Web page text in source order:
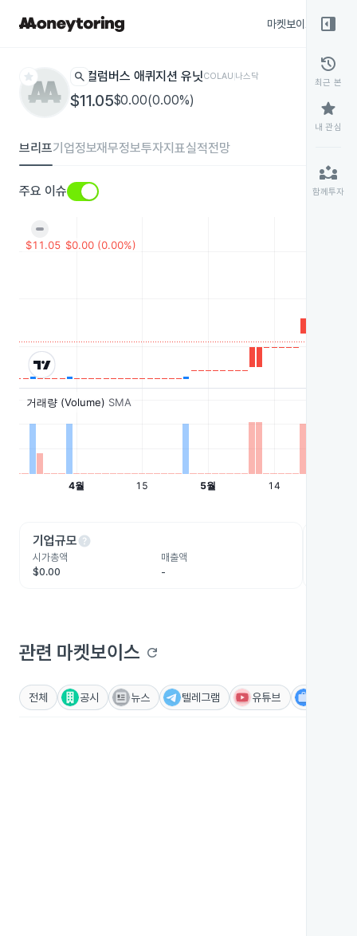
마켓보이스
star search 컬럼버스 애퀴지션 유닛COLAU나스닥
$11.05$0.00(0.00%)
브리프기업정보재무정보투자지표실적전망
주요 이슈
기업규모help
시가총액
$0.00
매출액
-
관련 마켓보이스 refresh
전체 공시 뉴스 텔레그램 유튜브
right_panel_open
history
최근 본
star
내 관심
partner_exchange
함께투자